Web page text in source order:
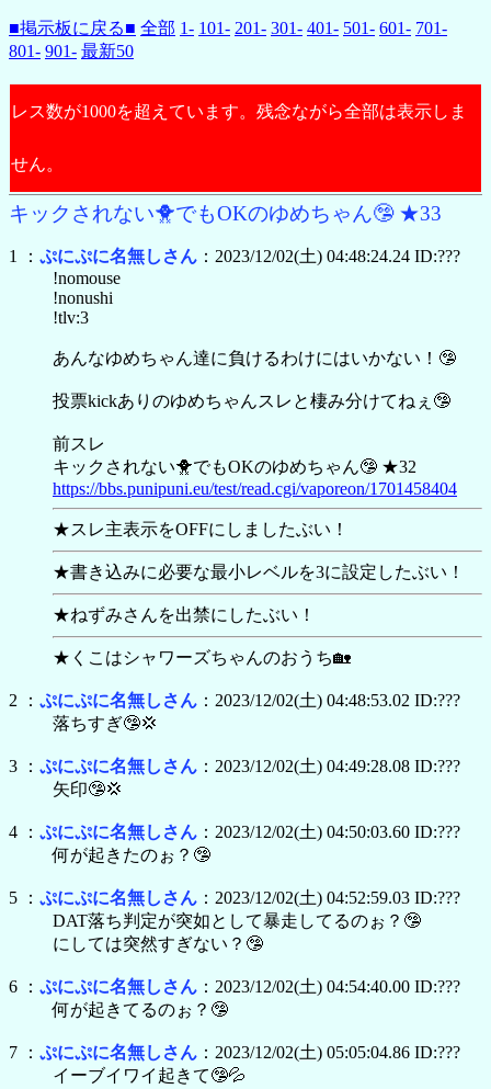
■掲示板に戻る■ 全部 1- 101- 201- 301- 401- 501- 601- 701-
801- 901- 最新50
レス数が1000を超えています。残念ながら全部は表示しま
せん。
キックされない🐥でもOKのゆめちゃん🤥 ★33
1 ： ぷにぷに名無しさん ：2023/12/02(土) 04:48:24.24 ID:???
!nomouse
!nonushi
!tlv:3
あんなゆめちゃん達に負けるわけにはいかない！🤥
投票kickありのゆめちゃんスレと棲み分けてねぇ🤥
前スレ
キックされない🐥でもOKのゆめちゃん🤥 ★32
https://bbs.punipuni.eu/test/read.cgi/vaporeon/1701458404
★スレ主表示をOFFにしましたぶい！
★書き込みに必要な最小レベルを3に設定したぶい！
★ねずみさんを出禁にしたぶい！
★くこはシャワーズちゃんのおうち🏡
2 ： ぷにぷに名無しさん ：2023/12/02(土) 04:48:53.02 ID:???
落ちすぎ🤥💢
3 ： ぷにぷに名無しさん ：2023/12/02(土) 04:49:28.08 ID:???
矢印🤥💢
4 ： ぷにぷに名無しさん ：2023/12/02(土) 04:50:03.60 ID:???
何が起きたのぉ？🤥
5 ： ぷにぷに名無しさん ：2023/12/02(土) 04:52:59.03 ID:???
DAT落ち判定が突如として暴走してるのぉ？🤥
にしては突然すぎない？🤥
6 ： ぷにぷに名無しさん ：2023/12/02(土) 04:54:40.00 ID:???
何が起きてるのぉ？🤥
7 ： ぷにぷに名無しさん ：2023/12/02(土) 05:05:04.86 ID:???
イーブイワイ起きて🤥💦